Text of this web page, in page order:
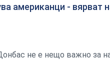
американци - вярват
не е нещо важно за